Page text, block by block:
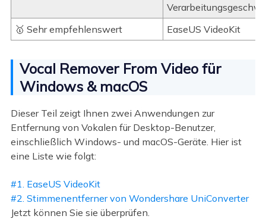
🥇 Sehr empfehlenswert
EaseUS VideoKit
Vocal Remover From Video für
Windows & macOS
Dieser Teil zeigt Ihnen zwei Anwendungen zur
Entfernung von Vokalen für Desktop-Benutzer,
einschließlich Windows- und macOS-Geräte. Hier ist
eine Liste wie folgt:
#1. EaseUS VideoKit
#2. Stimmenentferner von Wondershare UniConverter
Jetzt können Sie sie überprüfen.